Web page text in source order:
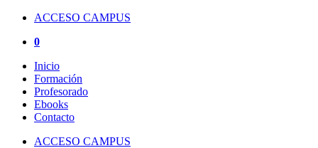
ACCESO CAMPUS
0
Inicio
Formación
Profesorado
Ebooks
Contacto
ACCESO CAMPUS